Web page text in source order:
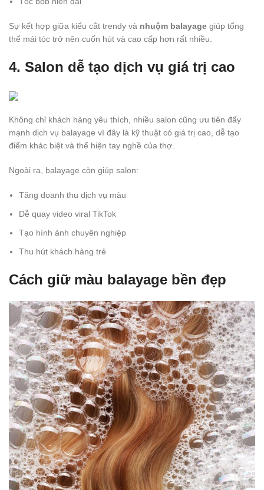
Sự kết hợp giữa kiểu cắt trendy và nhuộm balayage giúp tổng
thể mái tóc trở nên cuốn hút và cao cấp hơn rất nhiều.
4. Salon dễ tạo dịch vụ giá trị cao
Không chỉ khách hàng yêu thích, nhiều salon cũng ưu tiên đẩy
mạnh dịch vụ balayage vì đây là kỹ thuật có giá trị cao, dễ tạo
điểm khác biệt và thể hiện tay nghề của thợ.
Ngoài ra, balayage còn giúp salon:
Tăng doanh thu dịch vụ màu
Dễ quay video viral TikTok
Tạo hình ảnh chuyên nghiệp
Thu hút khách hàng trẻ
Cách giữ màu balayage bền đẹp